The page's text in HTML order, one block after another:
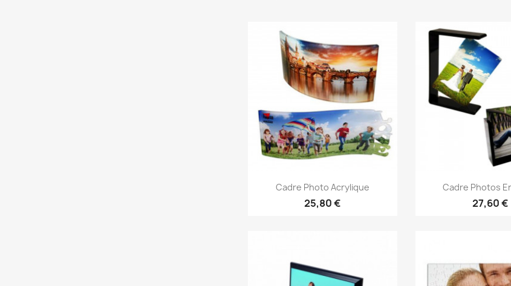
Aperçu rapide
Cadre Photo Acrylique
25,80 €
Aperçu
Cadre Photos
27,60 €